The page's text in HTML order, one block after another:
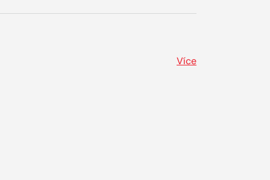
Více